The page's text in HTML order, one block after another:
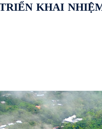
KHAI